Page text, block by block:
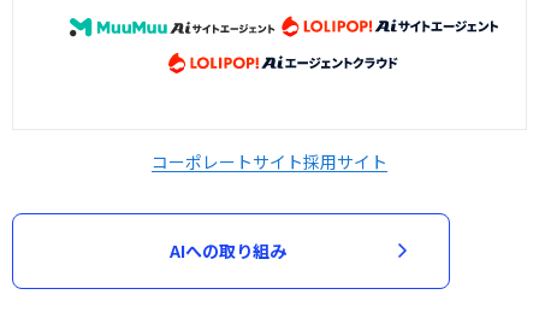
コーポレートサイト採用サイト
AIへの取り組み